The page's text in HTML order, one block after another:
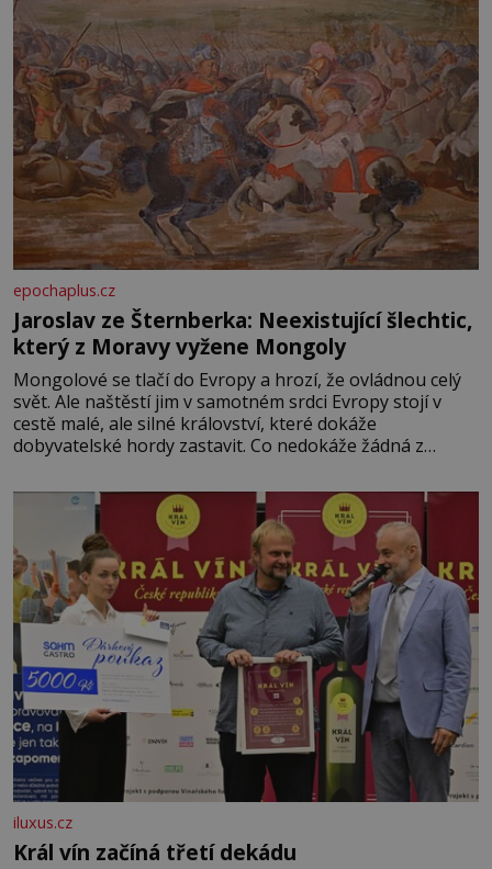
epochaplus.cz
Jaroslav ze Šternberka: Neexistující šlechtic,
který z Moravy vyžene Mongoly
Mongolové se tlačí do Evropy a hrozí, že ovládnou celý
svět. Ale naštěstí jim v samotném srdci Evropy stojí v
cestě malé, ale silné království, které dokáže
dobyvatelské hordy zastavit. Co nedokáže žádná z
král. Nebo že by ne? Mongolové od roku 1223 postupují
podél Kaspického a Azovského moře,
iluxus.cz
Král vín začíná třetí dekádu